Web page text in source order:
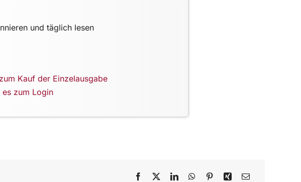
und täglich lesen
Kauf der Einzelausgabe
es zum Login